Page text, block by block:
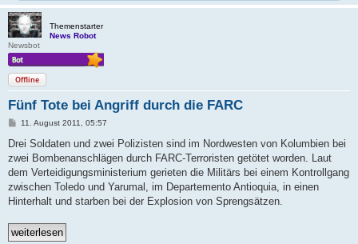
Themenstarter
News Robot
Newsbot
Offline
Fünf Tote bei Angriff durch die FARC
B
i
r
a
11. August 2011, 05:57
Drei Soldaten und zwei Polizisten sind im Nordwesten von Kolumbien bei
zwei Bombenanschlägen durch FARC-Terroristen getötet worden. Laut
dem Verteidigungsministerium gerieten die Militärs bei einem Kontrollgang
zwischen Toledo und Yarumal, im Departemento Antioquia, in einen
Hinterhalt und starben bei der Explosion von Sprengsätzen.